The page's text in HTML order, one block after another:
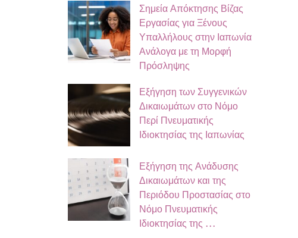
Σημεία Απόκτησης Βίζας
Εργασίας για Ξένους
Υπαλλήλους στην Ιαπωνία
Ανάλογα με τη Μορφή
Πρόσληψης
Εξήγηση των Συγγενικών
Δικαιωμάτων στο Νόμο
Περί Πνευματικής
Ιδιοκτησίας της Ιαπωνίας
Εξήγηση της Ανάδυσης
Δικαιωμάτων και της
Περιόδου Προστασίας στο
Νόμο Πνευματικής
Ιδιοκτησίας της …